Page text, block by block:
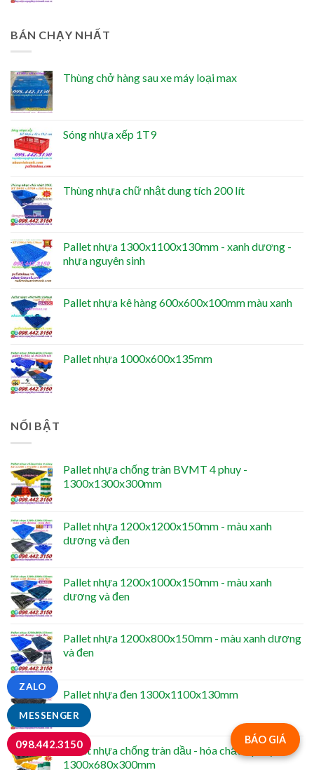
BÁN CHẠY NHẤT
Thùng chở hàng sau xe máy loại max
Sóng nhựa xếp 1T9
Thùng nhựa chữ nhật dung tích 200 lít
Pallet nhựa 1300x1100x130mm - xanh dương -
nhựa nguyên sinh
Pallet nhựa kê hàng 600x600x100mm màu xanh
Pallet nhựa 1000x600x135mm
NỔI BẬT
Pallet nhựa chống tràn BVMT 4 phuy -
1300x1300x300mm
Pallet nhựa 1200x1200x150mm - màu xanh
dương và đen
Pallet nhựa 1200x1000x150mm - màu xanh
dương và đen
Pallet nhựa 1200x800x150mm - màu xanh dương
và đen
Pallet nhựa đen 1300x1100x130mm
Pallet nhựa chống tràn dầu - hóa chất 2 phuy -
1300x680x300mm
BÁO GIÁ
MESSENGER
ZALO
098.442.3150